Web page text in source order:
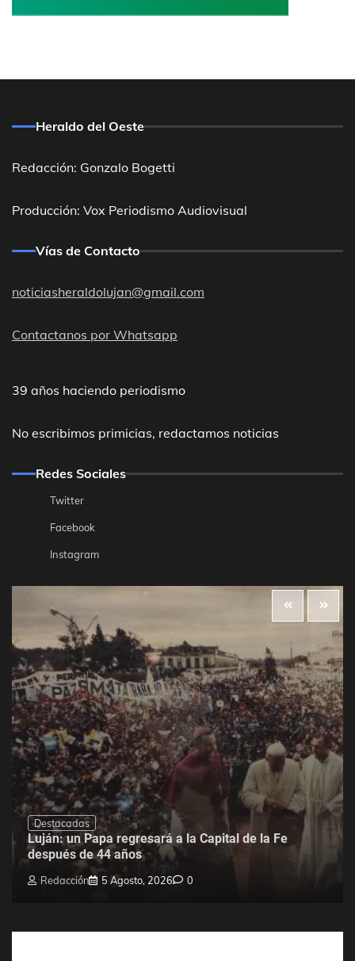
Heraldo del Oeste
Redacción: Gonzalo Bogetti
Producción: Vox Periodismo Audiovisual
Vías de Contacto
noticiasheraldolujan@gmail.com
Contactanos por Whatsapp
39 años haciendo periodismo
No escribimos primicias, redactamos noticias
Redes Sociales
Twitter
Facebook
Instagram
Destacadas
Luján: un Papa regresará a la Capital de la Fe
después de 44 años
Redacción 5 Agosto, 2026 0